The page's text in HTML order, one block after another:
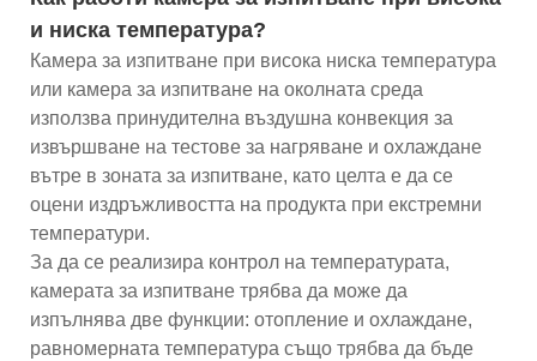
и ниска температура?
Камера за изпитване при висока ниска температура
или камера за изпитване на околната среда
използва принудителна въздушна конвекция за
извършване на тестове за нагряване и охлаждане
вътре в зоната за изпитване, като целта е да се
оцени издръжливостта на продукта при екстремни
температури.
За да се реализира контрол на температурата,
камерата за изпитване трябва да може да
изпълнява две функции: отопление и охлаждане,
равномерната температура също трябва да бъде